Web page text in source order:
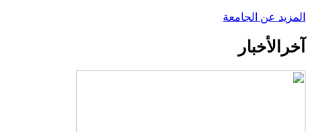
المزيد عن الجامعة
آخر الأخبار